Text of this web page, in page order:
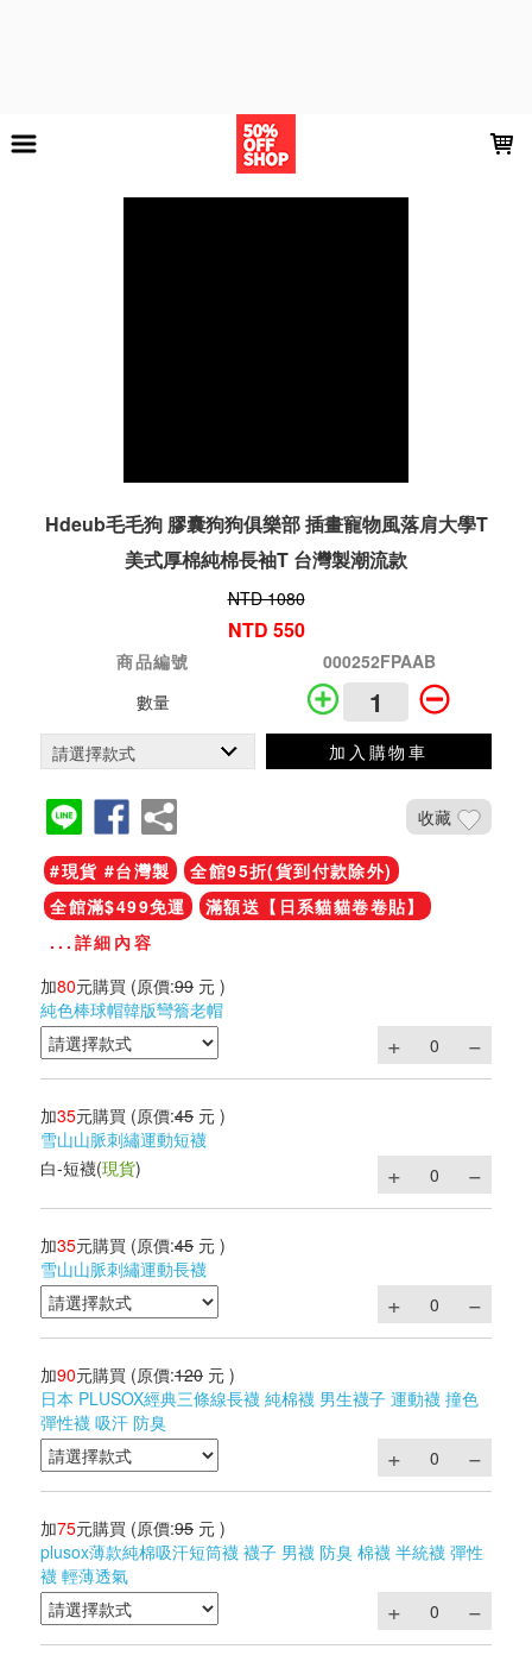
Hdeub毛毛狗 膠囊狗狗俱樂部 插畫寵物風落肩大學T
美式厚棉純棉長袖T 台灣製潮流款
NTD 1080
NTD 550
商品編號
000252FPAAB
數量
加入購物車
收藏
#現貨 #台灣製
全館95折(貨到付款除外)
全館滿$499免運
滿額送【日系貓貓卷卷貼】
...詳細內容
加80元購買 (原價:99 元 )
純色棒球帽韓版彎簷老帽
加35元購買 (原價:45 元 )
雪山山脈刺繡運動短襪
白-短襪(現貨)
加35元購買 (原價:45 元 )
雪山山脈刺繡運動長襪
加90元購買 (原價:120 元 )
日本 PLUSOX經典三條線長襪 純棉襪 男生襪子 運動襪 撞色
彈性襪 吸汗 防臭
加75元購買 (原價:95 元 )
plusox薄款純棉吸汗短筒襪 襪子 男襪 防臭 棉襪 半統襪 彈性
襪 輕薄透氣